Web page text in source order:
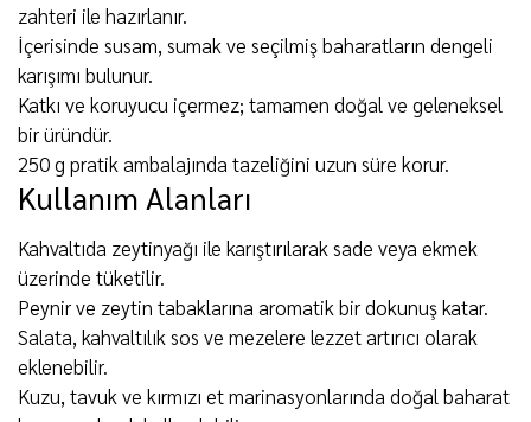
zahteri ile hazırlanır.
İçerisinde susam, sumak ve seçilmiş baharatların dengeli
karışımı bulunur.
Katkı ve koruyucu içermez; tamamen doğal ve geleneksel
bir üründür.
250 g pratik ambalajında tazeliğini uzun süre korur.
Kullanım Alanları
Kahvaltıda zeytinyağı ile karıştırılarak sade veya ekmek
üzerinde tüketilir.
Peynir ve zeytin tabaklarına aromatik bir dokunuş katar.
Salata, kahvaltılık sos ve mezelere lezzet artırıcı olarak
eklenebilir.
Kuzu, tavuk ve kırmızı et marinasyonlarında doğal baharat